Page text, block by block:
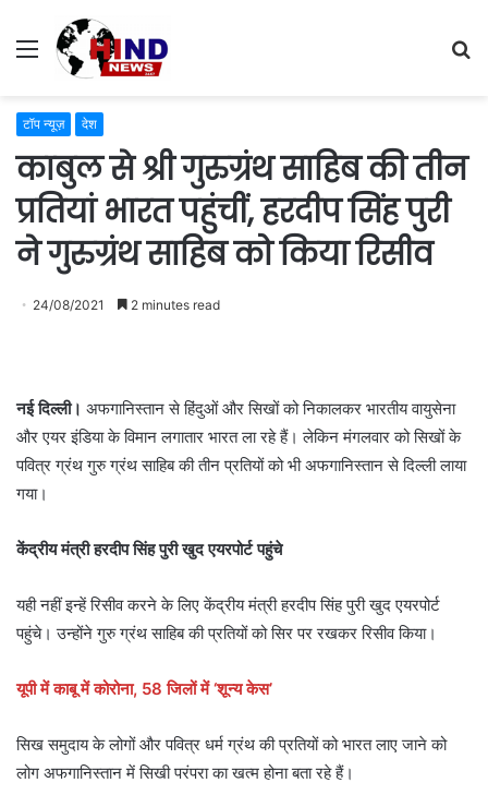
Menu
टॉप न्यूज़ देश
काबुल से श्री गुरुग्रंथ साहिब की तीन
प्रतियां भारत पहुंचीं, हरदीप सिंह पुरी
ने गुरुग्रंथ साहिब को किया रिसीव
24/08/2021 2 minutes read
नई दिल्ली। अफगानिस्तान से हिंदुओं और सिखों को निकालकर भारतीय वायुसेना
और एयर इंडिया के विमान लगातार भारत ला रहे हैं। लेकिन मंगलवार को सिखों के
पवित्र ग्रंथ गुरु ग्रंथ साहिब की तीन प्रतियों को भी अफगानिस्तान से दिल्ली लाया
गया।
केंद्रीय मंत्री हरदीप सिंह पुरी खुद एयरपोर्ट पहुंचे
यही नहीं इन्हें रिसीव करने के लिए केंद्रीय मंत्री हरदीप सिंह पुरी खुद एयरपोर्ट
पहुंचे। उन्होंने गुरु ग्रंथ साहिब की प्रतियों को सिर पर रखकर रिसीव किया।
यूपी में काबू में कोरोना, 58 जिलों में ‘शून्य केस’
सिख समुदाय के लोगों और पवित्र धर्म ग्रंथ की प्रतियों को भारत लाए जाने को
लोग अफगानिस्तान में सिखी परंपरा का खत्म होना बता रहे हैं।